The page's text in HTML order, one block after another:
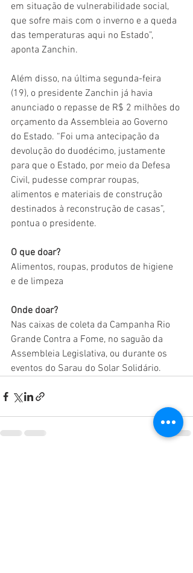
em situação de vulnerabilidade social,
que sofre mais com o inverno e a queda
das temperaturas aqui no Estado”,
aponta Zanchin.
Além disso, na última segunda-feira
(19), o presidente Zanchin já havia
anunciado o repasse de R$ 2 milhões do
orçamento da Assembleia ao Governo
do Estado. “Foi uma antecipação da
devolução do duodécimo, justamente
para que o Estado, por meio da Defesa
Civil, pudesse comprar roupas,
alimentos e materiais de construção
destinados à reconstrução de casas”,
pontua o presidente.
O que doar?
Alimentos, roupas, produtos de higiene
e de limpeza
Onde doar?
Nas caixas de coleta da Campanha Rio
Grande Contra a Fome, no saguão da
Assembleia Legislativa, ou durante os
eventos do Sarau do Solar Solidário.